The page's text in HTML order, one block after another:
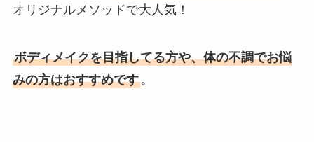
オリジナルメソッドで大人気！
ボディメイクを目指してる方や、体の不調でお悩
みの方はおすすめです。